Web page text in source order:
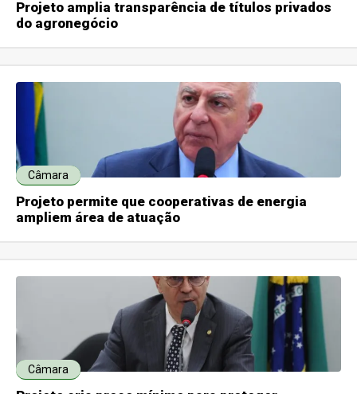
Projeto amplia transparência de títulos privados
do agronegócio
Câmara
Projeto permite que cooperativas de energia
ampliem área de atuação
Câmara